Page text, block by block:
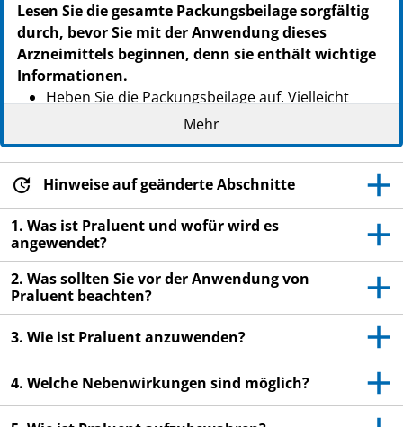
Lesen Sie die gesamte Packungsbeilage sorgfältig
durch, bevor Sie mit der Anwendung dieses
Arzneimittels beginnen, denn sie enthält wichtige
Informationen.
Heben Sie die Packungsbeilage auf. Vielleicht
möchten Sie diese später nochmals lesen.
Wenn Sie weitere Fragen haben, wenden Sie sich
Fachpersonal.
Dieses Arzneimittel wurde Ihnen persönlich
verschrieben. Geben Sie es nicht an Dritte weiter.
Es kann anderen Menschen schaden, auch wenn
diese die gleichen Beschwerden haben wie Sie.
Wenn Sie Nebenwirkungen bemerken, wenden Sie
sich an Ihren Arzt, Apotheker oder das
medizinische Fachpersonal. Dies gilt auch für
Nebenwirkungen, die nicht in dieser
Packungsbeilage angegeben sind. Siehe Abschnitt
Mehr
Hinweise auf geänderte Abschnitte
1. Was ist Praluent und wofür wird es
angewendet?
2. Was sollten Sie vor der Anwendung von
Praluent beachten?
3. Wie ist Praluent anzuwenden?
4. Welche Nebenwirkungen sind möglich?